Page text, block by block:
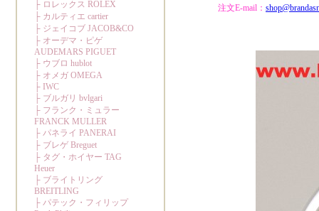
注文E-mail：